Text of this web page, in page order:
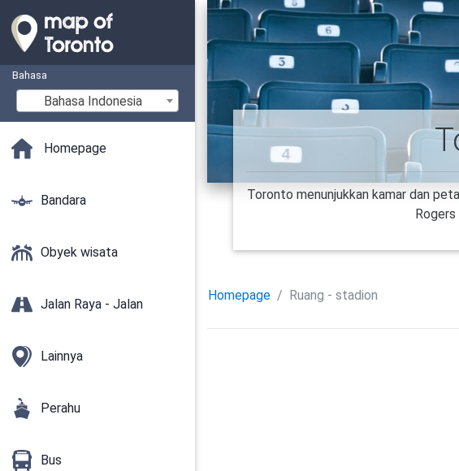
Bahasa
Bahasa Indonesia
Homepage
Bandara
Obyek wisata
Jalan Raya - Jalan
Lainnya
Perahu
Bus
Toronto menunjukkan kamar dan
Rogers
Homepage Ruang - stadion